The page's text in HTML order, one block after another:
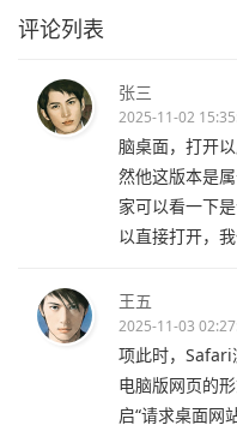
评论列表
张三
2025-11-02
脑桌面，打开
然他这版本是
家可以看一下
以直接打开，
王五
2025-11-03
项此时，Safari
电脑版网页的
启“请求桌面网